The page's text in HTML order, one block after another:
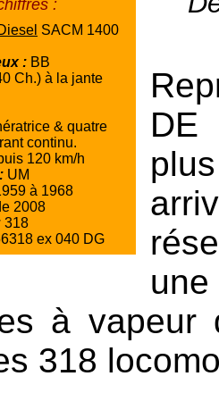
:
SACM 1400
: BB
Ch.) à la jante
& quatre
continu.
120 km/h
UM
à 1968
2008
318
ex 040 DG
DE
à vapeur
318